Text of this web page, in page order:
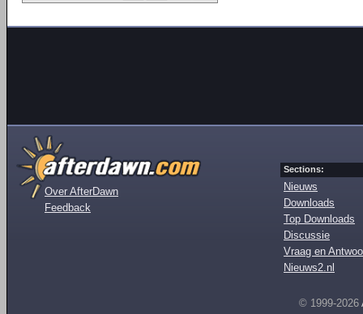
Over AfterDawn
Feedback
Sections:
Nieuws
Downloads
Top Downloads
Discussie
Vraag en
Nieuws2.nl
© 1999-2026